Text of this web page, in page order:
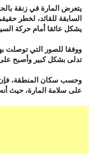
يتعرض المارة في زنقة
السابقة للقائد، لخطر
يشكل عائقا أمام حركة
ووفقا للصور التي توصلت
تدلى بشكل كبير وأصبح
وحسب سكان المنطقة، فإن
على سلامة المارة، حيث